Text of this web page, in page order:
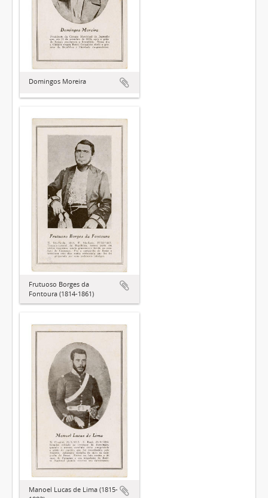
Domingos Moreira
Frutuoso Borges da
Fontoura (1814-1861)
Manoel Lucas de Lima (1815-